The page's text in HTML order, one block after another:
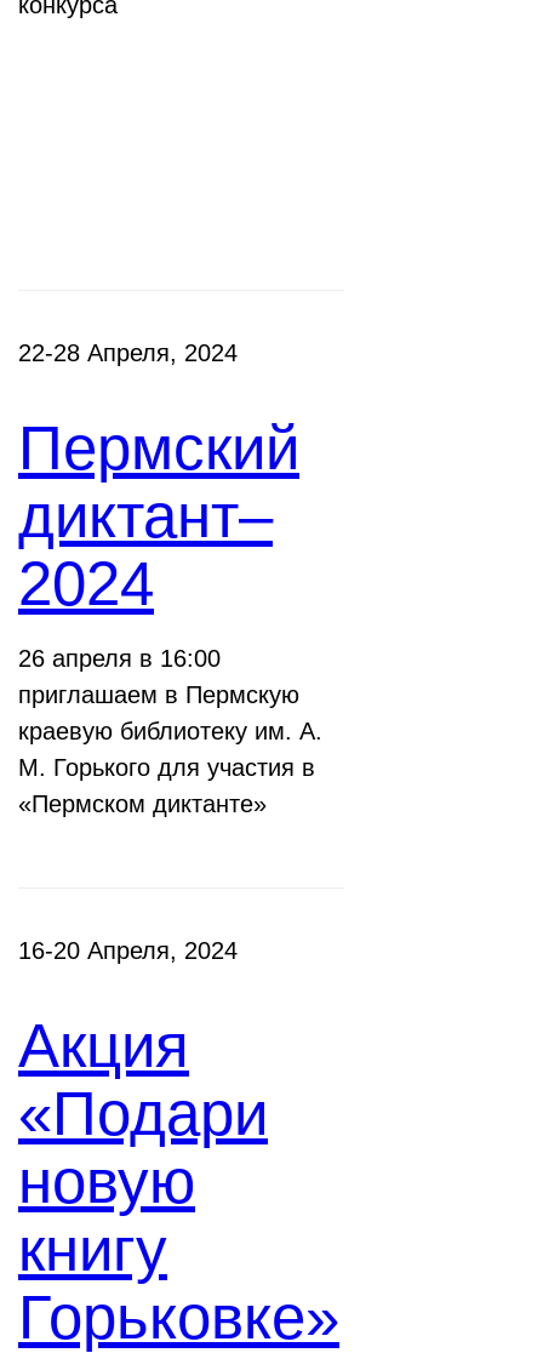
22-28 Апреля, 2024
Пермский
диктант–
2024
26 апреля в 16:00
приглашаем в Пермскую
краевую библиотеку им. А.
М. Горького для участия в
«Пермском диктанте»
16-20 Апреля, 2024
Акция
«Подари
новую
книгу
Горьковке»